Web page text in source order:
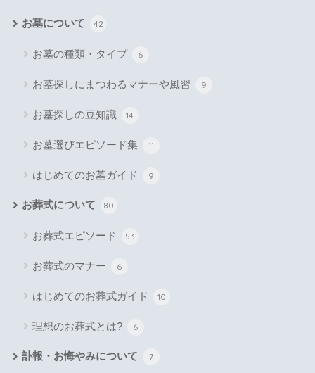
お墓について 42
お墓の種類・タイプ 6
お墓探しにまつわるマナーや風習 9
お墓探しの豆知識 14
お墓選びエピソード集 11
はじめてのお墓ガイド 9
お葬式について 80
お葬式エピソード 53
お葬式のマナー 6
はじめてのお葬式ガイド 10
理想のお葬式とは? 6
訃報・お悔やみについて 7